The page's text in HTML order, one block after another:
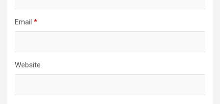
Email *
Website